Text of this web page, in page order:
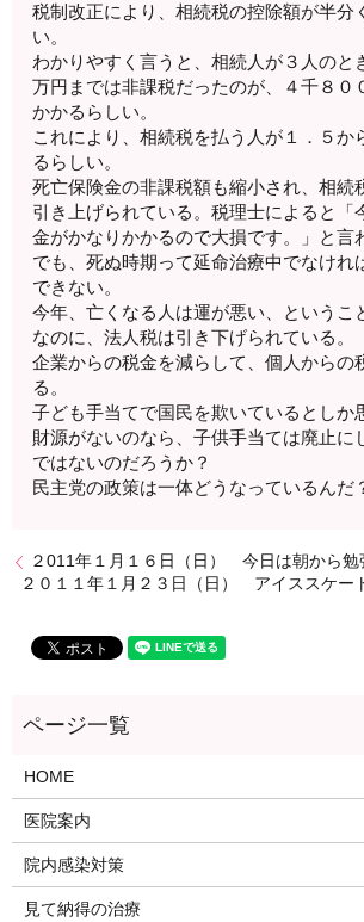
税制改正により、相続税の控除額が半分
い。
わかりやすく言うと、相続人が３人のと
万円までは非課税だったのが、４千８０
かかるらしい。
これにより、相続税を払う人が１．５か
るらしい。
死亡保険金の非課税額も縮小され、相続
引き上げられている。税理士によると「
金がかなりかかるので大損です。」と言
でも、死ぬ時期って延命治療中でなけれ
できない。
今年、亡くなる人は運が悪い、というこ
なのに、法人税は引き下げられている。
企業からの税金を減らして、個人からの
る。
子ども手当てで国民を欺いているとしか
財源がないのなら、子供手当ては廃止に
ではないのだろうか？
民主党の政策は一体どうなっているんだ
２011年１月１６日（日） 今日は朝から勉
２０１１年１月２３日（日） アイススケー
HOME
医院案内
院内感染対策
見て納得の治療